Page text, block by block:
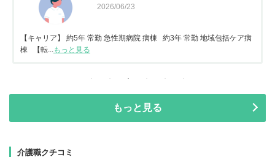
2026/06/23
【キャリア】 約5年 常勤 急性期病院 病棟 約3年 常勤 地域包括ケア病
棟 【転...もっと見る
もっと見る
介護職クチコミ